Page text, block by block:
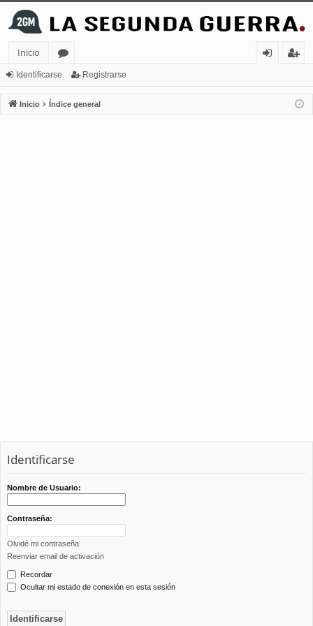
Inicio
or
os
nt
ifi
ist
ra
Identificarse Registrarse
Inicio Índice general
Identificarse
Nombre de Usuario:
Contraseña:
Olvidé mi contraseña
Reenviar email de activación
Recordar
Ocultar mi estado de conexión en esta sesión